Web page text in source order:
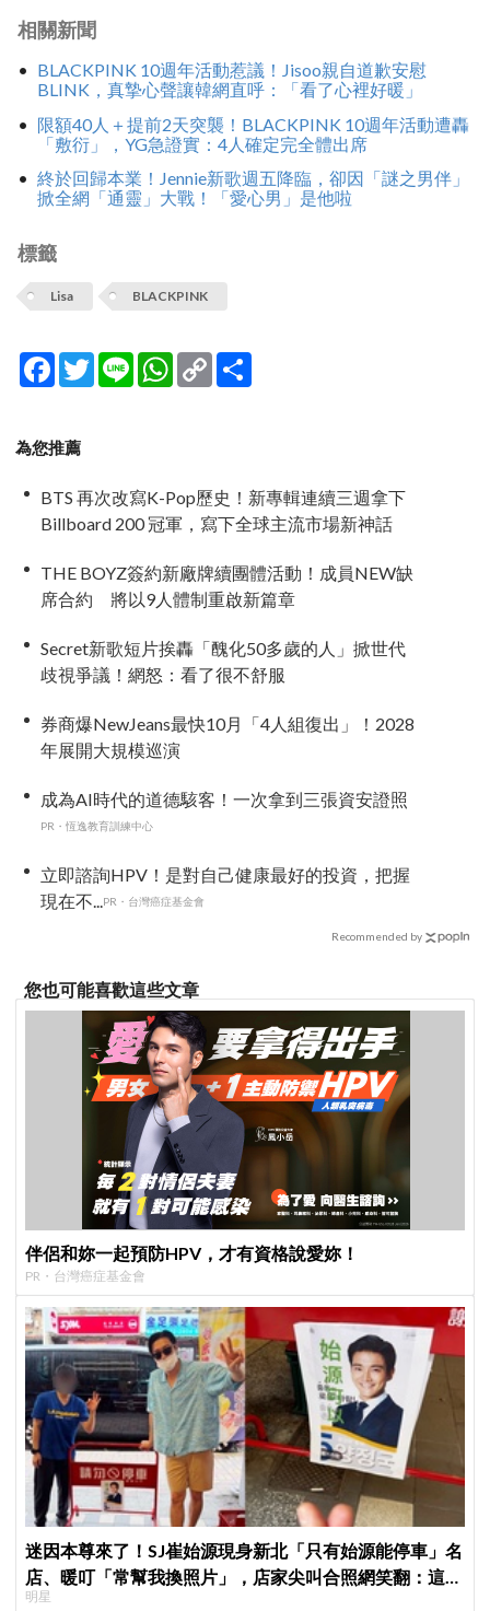
相關新聞
BLACKPINK 10週年活動惹議！Jisoo親自道歉安慰
BLINK，真摯心聲讓韓網直呼：「看了心裡好暖」
限額40人＋提前2天突襲！BLACKPINK 10週年活動遭轟
「敷衍」，YG急證實：4人確定完全體出席
終於回歸本業！Jennie新歌週五降臨，卻因「謎之男伴」
掀全網「通靈」大戰！「愛心男」是他啦
標籤
Lisa BLACKPINK
Facebook
TwitterLine WhatsApp
Copy
Link
為您推薦
BTS 再次改寫K-Pop歷史！新專輯連續三週拿下
Billboard 200 冠軍，寫下全球主流市場新神話
THE BOYZ簽約新廠牌續團體活動！成員NEW缺
席合約 將以9人體制重啟新篇章
Secret新歌短片挨轟「醜化50多歲的人」掀世代
歧視爭議！網怒：看了很不舒服
券商爆NewJeans最快10月「4人組復出」！2028
年展開大規模巡演
成為AI時代的道德駭客！一次拿到三張資安證照
PR・恆逸教育訓練中心
立即諮詢HPV！是對自己健康最好的投資，把握
現在不...
PR・台灣癌症基金會
Recommended by
您也可能喜歡這些文章
伴侶和妳一起預防HPV，才有資格說愛妳！
PR・台灣癌症基金會
迷因本尊來了！SJ崔始源現身新北「只有始源能停車」名
店、暖叮「常幫我換照片」，店家尖叫合照網笑翻：這輩
子不能脫粉了
明星